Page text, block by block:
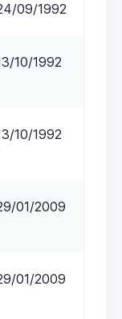
09/1992
10/1992
10/1992
01/2009
01/2009